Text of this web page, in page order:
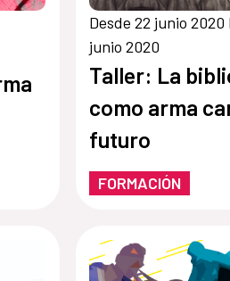
Desde 22 junio 2020
junio 2020
Taller: La
como arma
futuro
FORMACIÓN